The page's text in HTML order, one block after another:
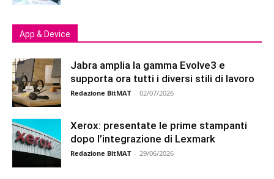
App & Device
Jabra amplia la gamma Evolve3 e
supporta ora tutti i diversi stili di lavoro
Redazione BitMAT - 02/07/2026
Xerox: presentate le prime stampanti
dopo l’integrazione di Lexmark
Redazione BitMAT - 29/06/2026